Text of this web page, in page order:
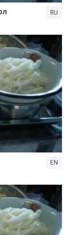
RU
EN